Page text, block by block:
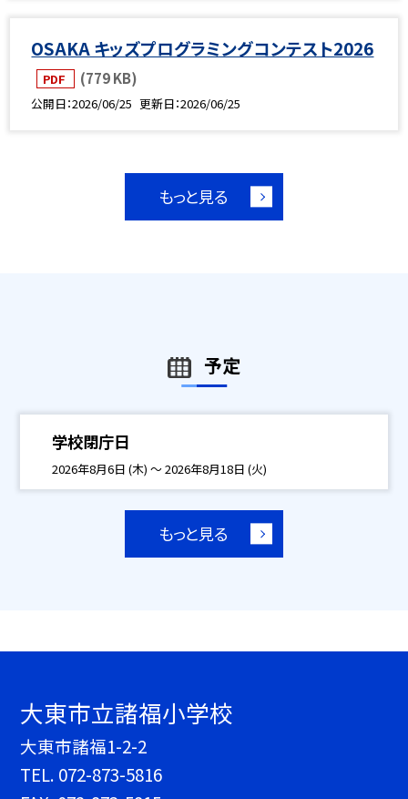
OSAKA キッズプログラミングコンテスト2026
PDF (779 KB)
公開日 2026/06/25 更新日 2026/06/25
もっと見る
予定
学校閉庁日
2026年8月6日 (木) ～ 2026年8月18日 (火)
もっと見る
大東市立諸福小学校
大東市諸福1-2-2
TEL. 072-873-5816